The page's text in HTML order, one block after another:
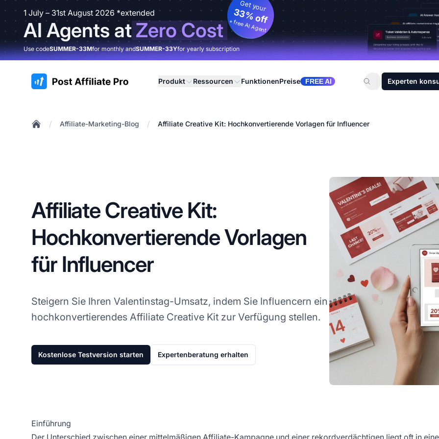
1 July – 31st August 2026 *extended
AI Agents atZero Cost
Get your
33% off
+ free AI Agent
Use codeSUMMER-33Mfor monthly andSUMMER-33Yfor yearly subscription
:site.title Produkt Ressourcen FunktionenPreise FREE AI Experten
/ Affiliate-Marketing-Blog / Affiliate Creative Kit: Hochkonvertierende Vorlagen für Influencer
Affiliate Creative Kit:
Hochkonvertierende Vorlagen
für Influencer
Steigern Sie Ihren Valentinstag-Umsatz, indem Sie Influencern ein
hochkonvertierendes Affiliate Creative Kit zur Verfügung stellen.
Kostenlose Testversion starten Expertenberatung erhalten
Einführung